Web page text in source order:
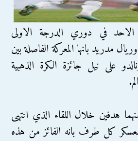
في دوري الدرجة الاولى
مدريد بانها المعركة الفاصلة بين
على نيل جائزة الكرة الذهبية
هدفين خلال اللقاء الذي انتهى
2-2 شعر معسكر كل طرف بانه الفائز من هذه